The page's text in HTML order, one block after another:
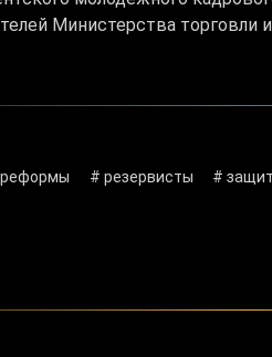
Министерства торговли
# резервисты #